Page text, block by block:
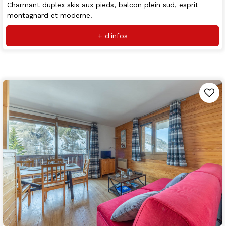
Charmant duplex skis aux pieds, balcon plein sud, esprit
montagnard et moderne.
+ d'infos